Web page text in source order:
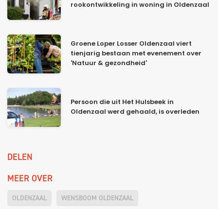
rookontwikkeling in woning in Oldenzaal
Groene Loper Losser Oldenzaal viert
tienjarig bestaan met evenement over
'Natuur & gezondheid'
Persoon die uit Het Hulsbeek in
Oldenzaal werd gehaald, is overleden
DELEN
MEER OVER
OLDENZAAL WENSBOOM OLDENZAAL